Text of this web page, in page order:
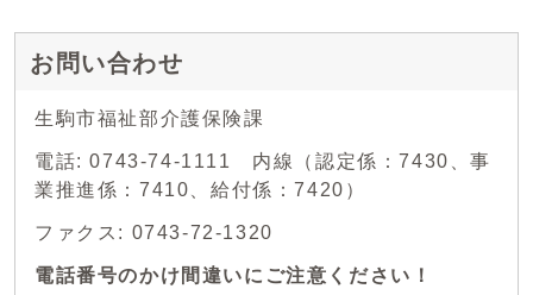
お問い合わせ
生駒市福祉部介護保険課
電話: 0743-74-1111 内線（認定係：7430、事
業推進係：7410、給付係：7420）
ファクス: 0743-72-1320
電話番号のかけ間違いにご注意ください！